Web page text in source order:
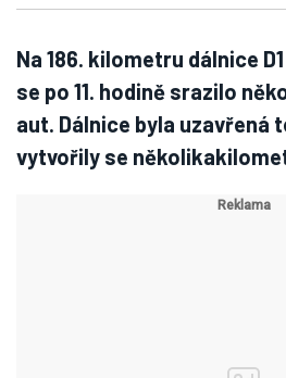
Na 186. kilometru dálnice
se po 11. hodině srazilo
aut. Dálnice byla uzavřená
vytvořily se